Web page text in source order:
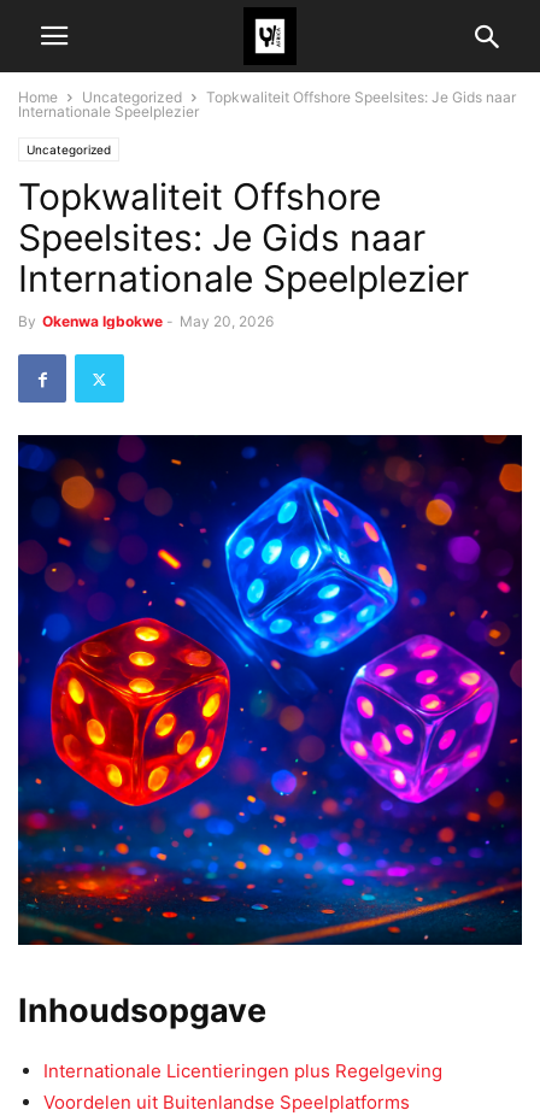
Home Uncategorized
Topkwaliteit Offshore Speelsites: Je Gids naar
Internationale Speelplezier
Uncategorized
Topkwaliteit Offshore
Speelsites: Je Gids naar
Internationale Speelplezier
By Okenwa Igbokwe - May 20, 2026
Inhoudsopgave
Internationale Licentieringen plus Regelgeving
Voordelen uit Buitenlandse Speelplatforms